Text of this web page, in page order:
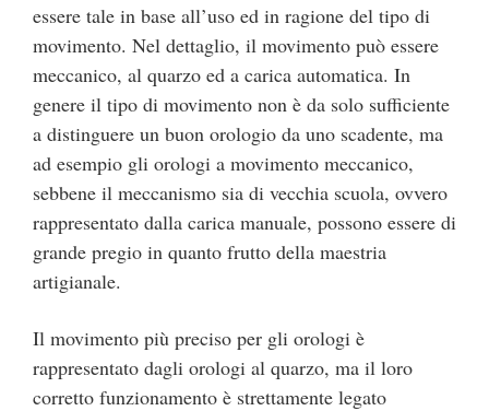
essere tale in base all’uso ed in ragione del tipo di
movimento. Nel dettaglio, il movimento può essere
meccanico, al quarzo ed a carica automatica. In
genere il tipo di movimento non è da solo sufficiente
a distinguere un buon orologio da uno scadente, ma
ad esempio gli orologi a movimento meccanico,
sebbene il meccanismo sia di vecchia scuola, ovvero
rappresentato dalla carica manuale, possono essere di
grande pregio in quanto frutto della maestria
artigianale.
Il movimento più preciso per gli orologi è
rappresentato dagli orologi al quarzo, ma il loro
corretto funzionamento è strettamente legato